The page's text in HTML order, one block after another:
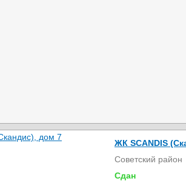
ЖК SCANDIS
Советский район
Сдан